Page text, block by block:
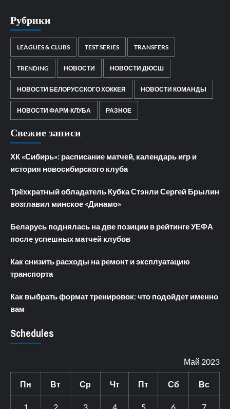
Рубрики
LEAGUES & CLUBS TEST SERIES TRANSFERS
TRENDING НОВОСТИ НОВОСТИ ДЮСШ
НОВОСТИ БЕЛОРУССКОГО ХОККЕЯ НОВОСТИ КОМАНДЫ
НОВОСТИ ФАРМ-КЛУБА РАЗНОЕ
Свежие записи
ХК «Сибирь»: расписание матчей, календарь игр и
история новосибирского клуба
Трёхкратный обладатель Кубка Стэнли Сергей Брылин
возглавил минское «Динамо»
Беларусь поднялась на две позиции в рейтинге УЕФА
после успешных матчей клубов
Как снизить расходы на ремонт и эксплуатацию
транспорта
Как выбрать формат тренировок: что подойдет именно
вам
Schedules
Май 2023
Пн Вт Ср Чт Пт Сб Вс
1 2 3 4 5 6 7